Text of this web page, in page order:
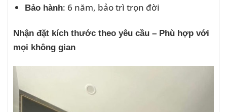
Bảo hành: 6 năm, bảo trì trọn đời
Nhận đặt kích thước theo yêu cầu – Phù hợp với
mọi không gian